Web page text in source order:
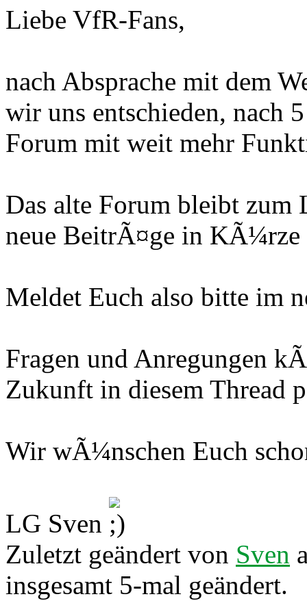
Liebe VfR-Fans,
nach Absprache mit dem
wir uns entschieden, nach
Forum mit weit mehr
Das alte Forum bleibt
neue BeitrÃ¤ge in KÃ¼rze
Meldet Euch also bitte im
Fragen und Anregungen
Zukunft in diesem Thread
Wir wÃ¼nschen Euch
LG Sven
Zuletzt geändert von Sven
insgesamt 5-mal geändert.